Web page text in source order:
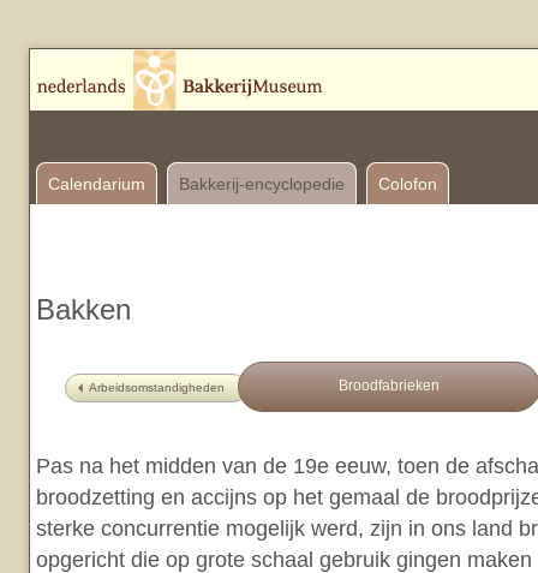
Calendarium Bakkerij-encyclopedie Colofon
Bakken
Arbeidsomstandigheden Broodfabrieken
Pas na het midden van de 19e eeuw, toen de
broodzetting en accijns op het gemaal de
sterke concurrentie mogelijk werd, zijn in ons land
opgericht die op grote schaal gebruik gingen